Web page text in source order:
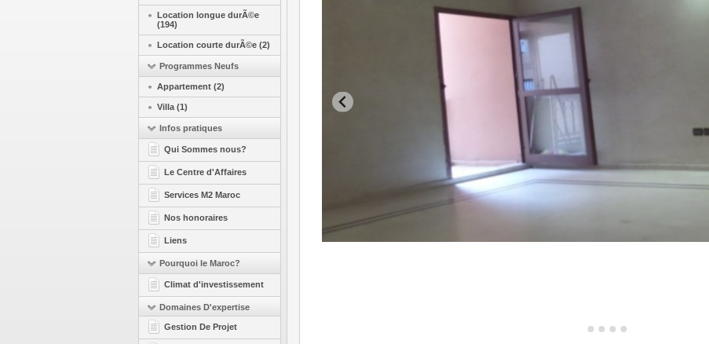
Location longue durÃ©e
(194)
Location courte durÃ©e (2)
Programmes Neufs
Appartement (2)
Villa (1)
Infos pratiques
Qui Sommes nous?
Le Centre d'Affaires
Services M2 Maroc
Nos honoraires
Liens
Pourquoi le Maroc?
Climat d'investissement
Domaines D'expertise
Gestion De Projet